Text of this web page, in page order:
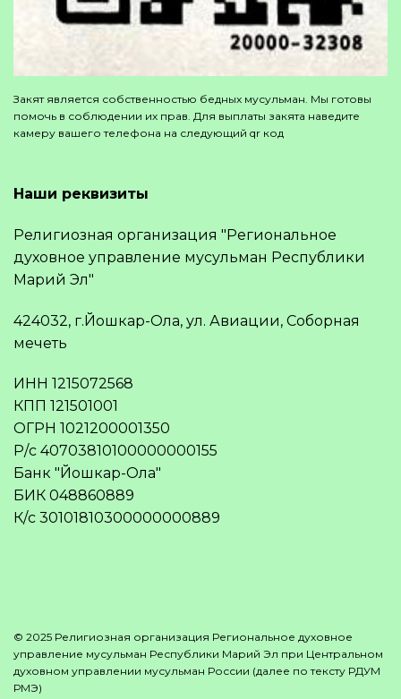
Закят является собственностью бедных мусульман. Мы готовы
помочь в соблюдении их прав. Для выплаты закята наведите
камеру вашего телефона на следующий qr код
Наши реквизиты
Религиозная организация "Региональное
духовное управление мусульман Республики
Марий Эл"
424032, г.Йошкар-Ола, ул. Авиации, Соборная
мечеть
ИНН 1215072568
КПП 121501001
ОГРН 1021200001350
Р/с 40703810100000000155
Банк "Йошкар-Ола"
БИК 048860889
К/с 30101810300000000889
© 2025 Религиозная организация Региональное духовное
управление мусульман Республики Марий Эл при Центральном
духовном управлении мусульман России (далее по тексту РДУМ
РМЭ)